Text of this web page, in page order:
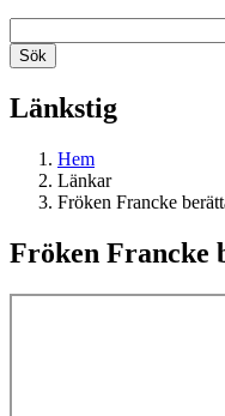
Länkstig
Hem
Länkar
Fröken Francke
Fröken Francke